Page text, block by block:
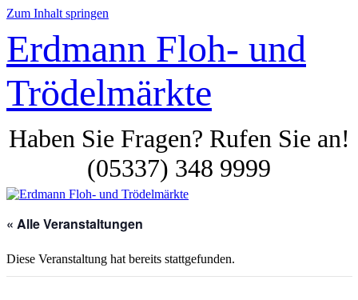
Zum Inhalt springen
Erdmann Floh- und
Trödelmärkte
Haben Sie Fragen? Rufen Sie an!
(05337) 348 9999
« Alle Veranstaltungen
Diese Veranstaltung hat bereits stattgefunden.